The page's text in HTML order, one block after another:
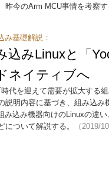
昨今のArm MCU事情を考察す
み基礎解説：
込みLinuxと「
ネイティブへ
代を迎えて需要が拡大する
説明内容に基づき、組み込
み込み機器向けのLinuxの違
について解説する。
（2019/